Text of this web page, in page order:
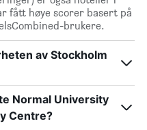
fått høye scorer basert på
brukere.
av Stockholm
Normal University
Centre?